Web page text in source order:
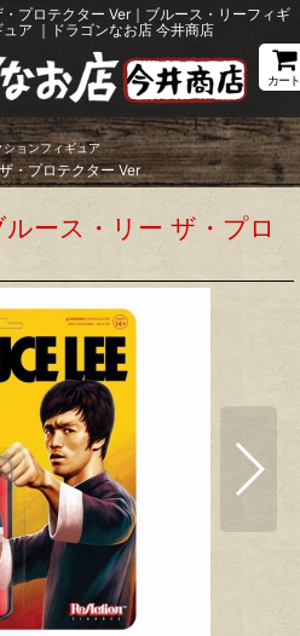
プロテクター Ver｜ブルース・リーフィギ
ア ｜ドラゴンなお店 今井商店
カート
ションフィギュア
・プロテクター Ver
ース・リー ザ・プロ